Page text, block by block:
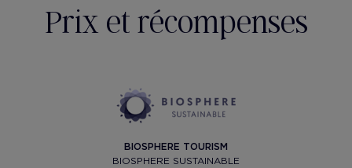
Prix et récompenses
BIOSPHERE TOURISM
BIOSPHERE SUSTAINABLE